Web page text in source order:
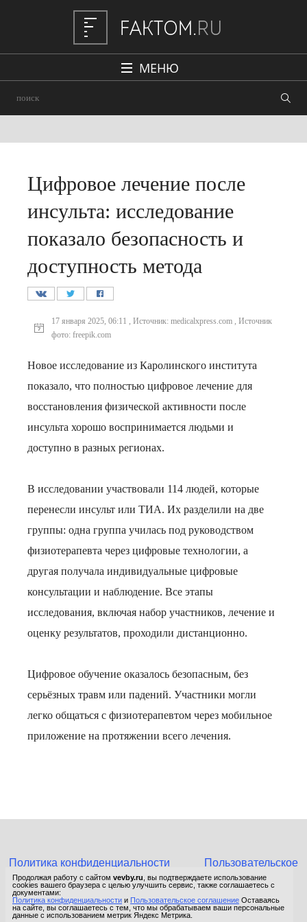
МЕНЮ
Цифровое лечение после
инсульта: исследование
показало безопасность и
доступность метода
17 января 2025, 06:11 , Источник: medicalxpress.com , Источник
фото: freepik.com
Новое исследование из Каролинского института
показало, что полностью цифровое лечение для
восстановления физической активности после
инсульта хорошо воспринимается людьми и
доступно в разных регионах.
В исследовании участвовали 114 людей, которые
перенесли инсульт или ТИА. Их разделили на две
группы: одна группа училась под руководством
физиотерапевта через цифровые технологии, а
другая получала индивидуальные цифровые
консультации и наблюдение. Все этапы
исследования, включая набор участников, лечение и
оценку результатов, проходили дистанционно.
Цифровое обучение оказалось безопасным, без
серьёзных травм или падений. Участники могли
легко общаться с физиотерапевтом через мобильное
приложение на протяжении всего лечения.
Политика конфиденциальности
Пользовательское
соглашение
© 2015-2026 Сетевое издание «Фактом». Зарегистрировано в
Федеральной службе по надзору в сфере связи, информационных
технологий и массовых коммуникаций (Роскомнадзор).
Продолжая работу с сайтом vevby.ru , вы подтверждаете использование
cookies вашего браузера с целью улучшить сервис, также соглашаетесь с
документами:
Политика конфиденциальности и Пользовательское соглашение Оставаясь
на сайте, вы соглашаетесь с тем, что мы обрабатываем ваши персональные
данные с использованием метрик Яндекс Метрика.